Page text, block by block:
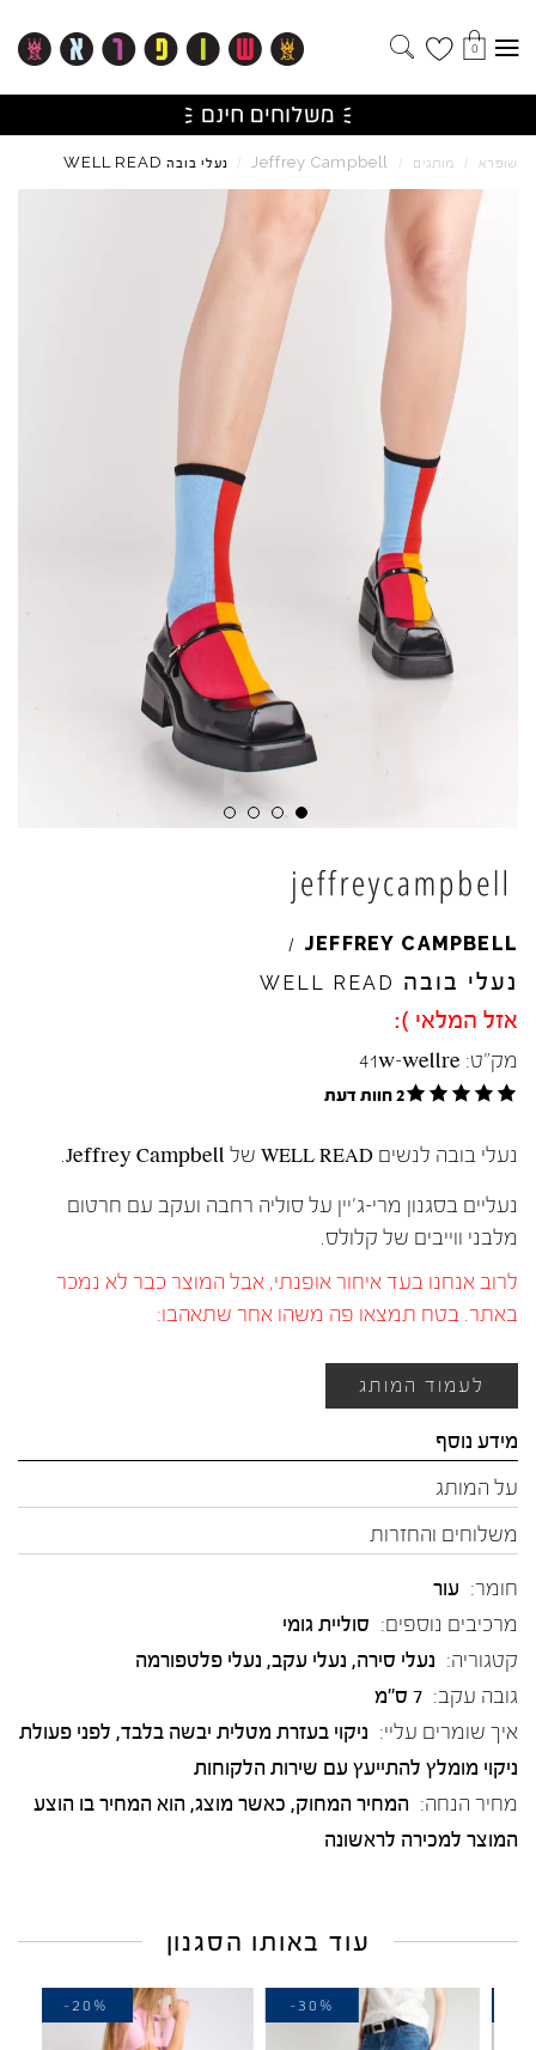
0
שופרא / מותגים /
Jeffrey Campbell
/ נעלי בובה WELL READ
JEFFREY CAMPBELL
/
נעלי בובה WELL READ
אזל המלאי ):
מק"ט: 41w-wellre
2 חוות דעת
נעלי בובה לנשים WELL READ של Jeffrey Campbell.
נעליים בסגנון מרי-ג'יין על סוליה רחבה ועקב עם חרטום
מלבני ווייבים של קלולס.
לרוב אנחנו בעד איחור אופנתי, אבל המוצר כבר לא נמכר
באתר. בטח תמצאו פה משהו אחר שתאהבו:
לעמוד המותג
מידע נוסף
על המותג
משלוחים והחזרות
חומר: עור
מרכיבים נוספים: סוליית גומי
קטגוריה: נעלי סירה, נעלי עקב, נעלי פלטפורמה
גובה עקב: 7 ס"מ
איך שומרים עליי: ניקוי בעזרת מטלית יבשה בלבד, לפני פעולת
ניקוי מומלץ להתייעץ עם שירות הלקוחות
מחיר הנחה: המחיר המחוק, כאשר מוצג, הוא המחיר בו הוצע
המוצר למכירה לראשונה
עוד באותו הסגנון
-30%
-20%